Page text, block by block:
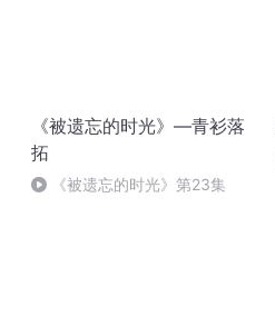
《被遗忘的时光》—青衫落
拓
《被遗忘的时光》第23集